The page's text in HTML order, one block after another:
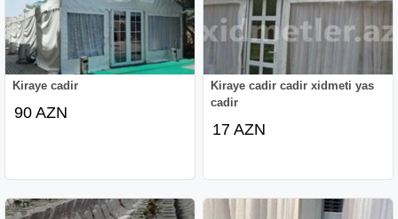
Kiraye cadir
90 AZN
Kiraye cadir cadir xidmeti yas
cadir
17 AZN